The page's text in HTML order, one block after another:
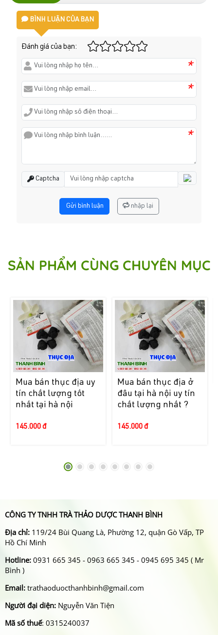
BÌNH LUẬN CỦA BẠN
Đánh giá của bạn:
*
*
*
Captcha
Gửi bình luận nhập lại
SẢN PHẨM CÙNG CHUYÊN MỤC
Mua bán thục địa uy
tín chất lượng tốt
nhất tại hà nội
145.000 đ
Mua bán thục địa ở
đâu tại hà nội uy tín
chất lượng nhất ?
145.000 đ
CÔNG TY TNHH TRÀ THẢO DƯỢC THANH BÌNH
Địa chỉ: 119/24 Bùi Quang Là, Phường 12, quận Gò Vấp, TP
Hồ Chí Minh
Hotline: 0931 665 345 - 0963 665 345 - 0945 695 345 ( Mr
Bình )
Email: trathaoduocthanhbinh@gmail.com
Người đại diện: Nguyễn Văn Tiện
Mã số thuế: 0315240037